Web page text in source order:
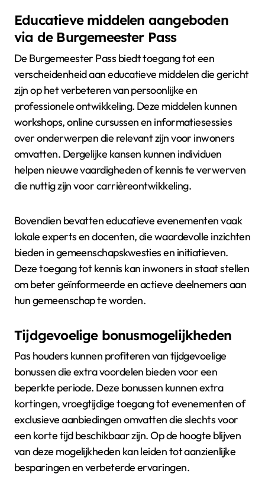
Educatieve middelen aangeboden
via de Burgemeester Pass
De Burgemeester Pass biedt toegang tot een
verscheidenheid aan educatieve middelen die gericht
zijn op het verbeteren van persoonlijke en
professionele ontwikkeling. Deze middelen kunnen
workshops, online cursussen en informatiesessies
over onderwerpen die relevant zijn voor inwoners
omvatten. Dergelijke kansen kunnen individuen
helpen nieuwe vaardigheden of kennis te verwerven
die nuttig zijn voor carrièreontwikkeling.
Bovendien bevatten educatieve evenementen vaak
lokale experts en docenten, die waardevolle inzichten
bieden in gemeenschapskwesties en initiatieven.
Deze toegang tot kennis kan inwoners in staat stellen
om beter geïnformeerde en actieve deelnemers aan
hun gemeenschap te worden.
Tijdgevoelige bonusmogelijkheden
Pas houders kunnen profiteren van tijdgevoelige
bonussen die extra voordelen bieden voor een
beperkte periode. Deze bonussen kunnen extra
kortingen, vroegtijdige toegang tot evenementen of
exclusieve aanbiedingen omvatten die slechts voor
een korte tijd beschikbaar zijn. Op de hoogte blijven
van deze mogelijkheden kan leiden tot aanzienlijke
besparingen en verbeterde ervaringen.